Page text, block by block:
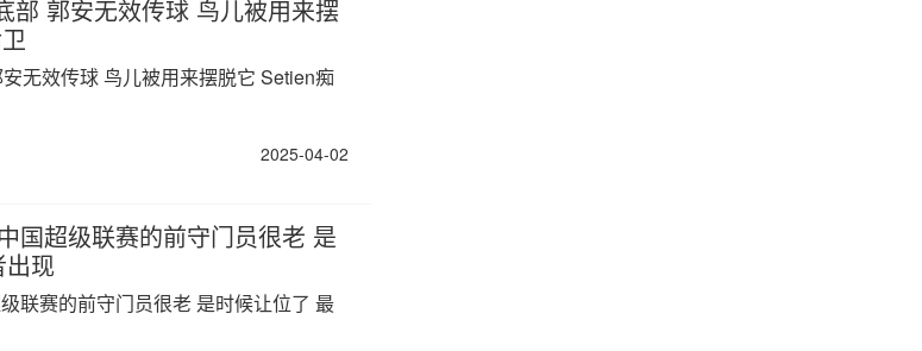
部 郭安无效传球 鸟儿被用来摆
无效传球 鸟儿被用来摆脱它 Setien痴
2025-04-02
国超级联赛的前守门员很老 是
现
联赛的前守门员很老 是时候让位了 最